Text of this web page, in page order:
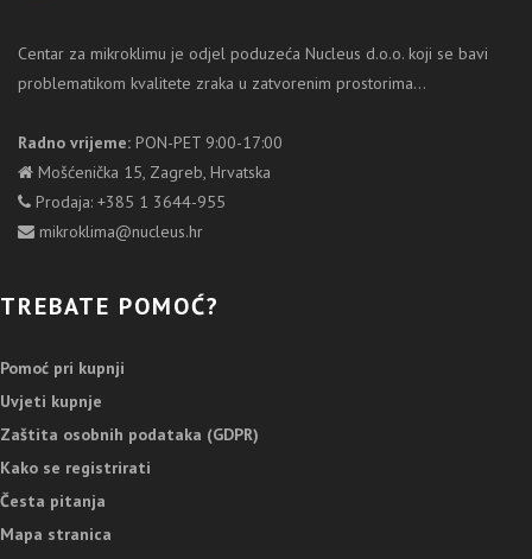
Centar za mikroklimu je odjel poduzeća Nucleus d.o.o. koji se bavi
problematikom kvalitete zraka u zatvorenim prostorima...
Radno vrijeme: PON-PET 9:00-17:00
Mošćenička 15, Zagreb, Hrvatska
Prodaja: +385 1 3644-955
mikroklima@nucleus.hr
TREBATE POMOĆ?
Pomoć pri kupnji
Uvjeti kupnje
Zaštita osobnih podataka (GDPR)
Kako se registrirati
Česta pitanja
Mapa stranica